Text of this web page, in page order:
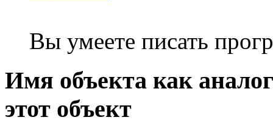
Вы умеете писать
Имя объекта как
этот объект